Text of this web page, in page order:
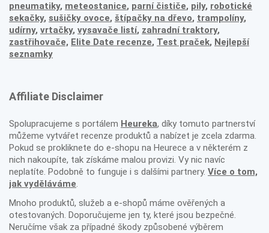
pneumatiky, meteostanice, parní čističe, pily, robotické
sekačky, sušičky ovoce, štípačky na dřevo, trampolíny,
udírny, vrtačky, vysavače listí, zahradní traktory,
zastřihovače, Elite Date recenze, Test praček, Nejlepší
seznamky
Affiliate Disclaimer
Spolupracujeme s portálem Heureka, díky tomuto partnerství
můžeme vytvářet recenze produktů a nabízet je zcela zdarma.
Pokud se prokliknete do e-shopu na Heurece a v některém z
nich nakoupíte, tak získáme malou provizi. Vy nic navíc
neplatíte. Podobně to funguje i s dalšími partnery. Více o tom,
jak vyděláváme.
Mnoho produktů, služeb a e-shopů máme ověřených a
otestovaných. Doporučujeme jen ty, které jsou bezpečné.
Neručíme však za případné škody způsobené výběrem